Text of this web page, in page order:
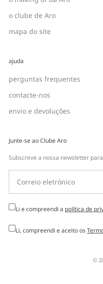
o clube de Aro
mapa do site
ajuda
perguntas frequentes
contacte-nos
envio e devoluções
Junte-se ao Clube Aro
Subscreve a nossa newsletter
Li e compreendi a política de
Li, compreendi e aceito os
©